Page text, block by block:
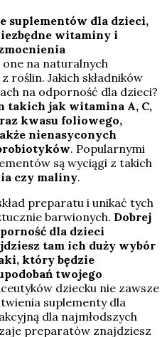
suplementów dla dzieci,
witaminy i
one na naturalnych
roślin. Jakich składników
na odporność dla dzieci?
takich jak witamina A, C,
kwasu foliowego,
nienasyconych
. Popularnymi
są wyciągi z takich
czy maliny.
preparatu i unikać tych
barwionych. Dobrej
dla dzieci
tam ich duży wybór
który będzie
twojego
dziecku nie zawsze
suplementy dla
dla najmłodszych
preparatów znajdziesz